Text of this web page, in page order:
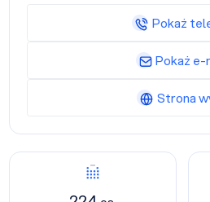
Konferencja
Pokaż
Pokaż e-
Strona